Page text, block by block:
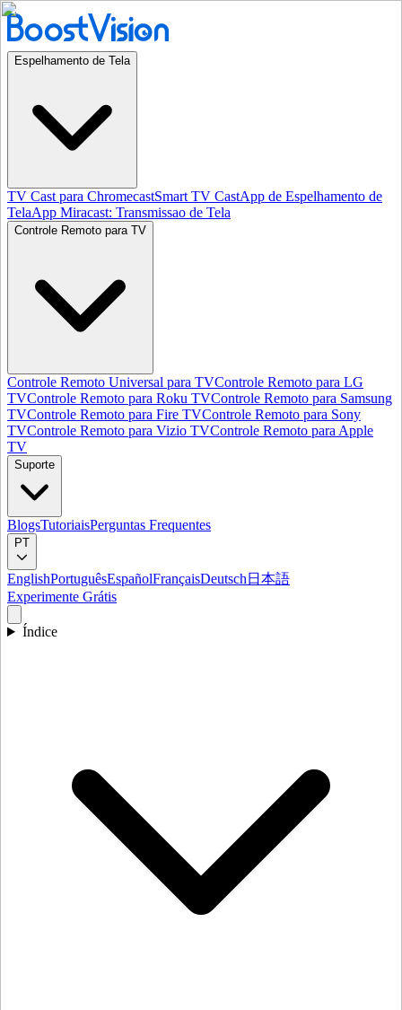
Espelhamento de Tela
TV Cast para ChromecastSmart TV CastApp de Espelhamento de
TelaApp Miracast: Transmissao de Tela
Controle Remoto para TV
Controle Remoto Universal para TVControle Remoto para LG
TVControle Remoto para Roku TVControle Remoto para Samsung
TVControle Remoto para Fire TVControle Remoto para Sony
TVControle Remoto para Vizio TVControle Remoto para Apple
TV
Suporte
BlogsTutoriaisPerguntas Frequentes
PT
EnglishPortuguêsEspañolFrançaisDeutsch 日本語
Experimente Grátis
Índice